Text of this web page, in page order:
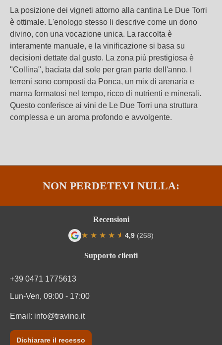
La posizione dei vigneti attorno alla cantina Le Due Torri
è ottimale. L'enologo stesso li descrive come un dono
divino, con una vocazione unica. La raccolta è
interamente manuale, e la vinificazione si basa su
decisioni dettate dal gusto. La zona più prestigiosa è
"Collina", baciata dal sole per gran parte dell'anno. I
terreni sono composti da Ponca, un mix di arenaria e
marna formatosi nel tempo, ricco di nutrienti e minerali.
Questo conferisce ai vini de Le Due Torri una struttura
complessa e un aroma profondo e avvolgente.
NON PERDETEVI NULLA:
Supporto clienti
+39 0471 1775613
Lun-Ven, 09:00 - 17:00
Email: info@travino.it
Dichiarare il recesso
Recensioni
★ ★ ★ ★ ★
★ 4,9 (268)